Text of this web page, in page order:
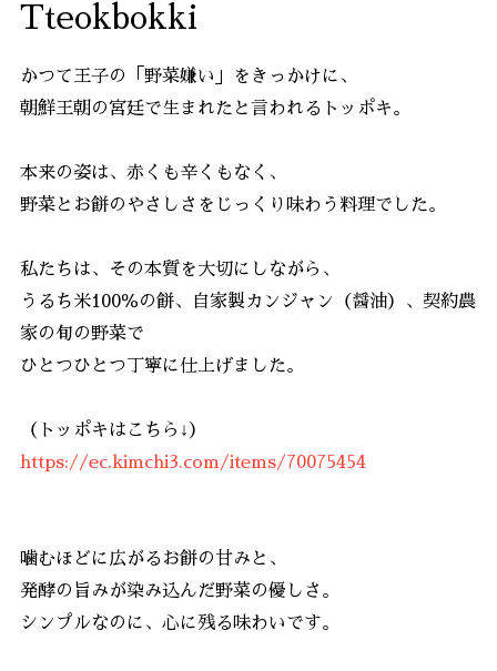
Tteokbokki
かつて王子の「野菜嫌い」をきっかけに、
朝鮮王朝の宮廷で生まれたと言われるトッポキ。
本来の姿は、赤くも辛くもなく、
野菜とお餅のやさしさをじっくり味わう料理でした。
私たちは、その本質を大切にしながら、
うるち米100％の餅、自家製カンジャン（醤油）、契約農
家の旬の野菜で
ひとつひとつ丁寧に仕上げました。
（トッポキはこちら↓）
https://ec.kimchi3.com/items/70075454
噛むほどに広がるお餅の甘みと、
発酵の旨みが染み込んだ野菜の優しさ。
シンプルなのに、心に残る味わいです。